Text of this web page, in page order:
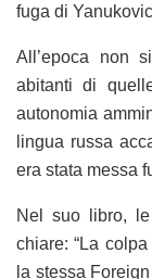
fuga di
All’epoca non
abitanti di
autonomia
lingua russa
era stata messa
Nel suo libro,
chiare: “La
la stessa